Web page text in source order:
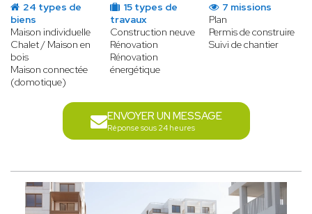
24 types de
biens
Maison individuelle
Chalet / Maison en
bois
Maison connectée
(domotique)
15 types de
travaux
Construction neuve
Rénovation
Rénovation
énergétique
7 missions
Plan
Permis de construire
Suivi de chantier
ENVOYER UN MESSAGE
Réponse sous 24 heures